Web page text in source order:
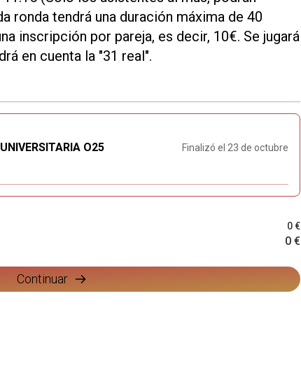
ronda tendrá una duración máxima de 40
inscripción por pareja, es decir, 10€. Se jugará
en cuenta la "31 real".
O25
Finalizó el 23 de octubre
0 €
0 €
Continuar